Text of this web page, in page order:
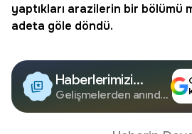
yaptıkları arazilerin bir bölümü
adeta göle döndü.
Haberlerimizi
Google'da Takip
Edin
Gelişmelerden anında